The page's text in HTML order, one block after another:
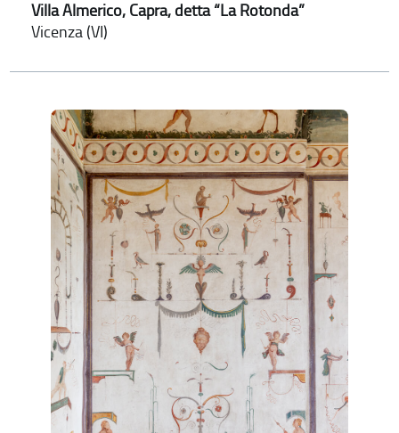
Villa Almerico, Capra, detta “La Rotonda”
Vicenza (VI)